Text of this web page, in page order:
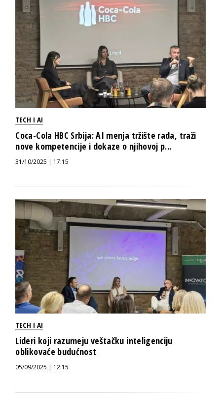
TECH I AI
Coca-Cola HBC Srbija: AI menja tržište rada, traži
nove kompetencije i dokaze o njihovoj p...
31/10/2025 | 17:15
TECH I AI
Lideri koji razumeju veštačku inteligenciju
oblikovaće budućnost
05/09/2025 | 12:15